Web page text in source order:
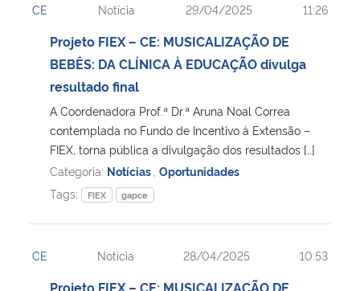
CE Notícia 29/04/2025 11:26
Projeto FIEX – CE: MUSICALIZAÇÃO DE
BEBÊS: DA CLÍNICA À EDUCAÇÃO divulga
resultado final
A Coordenadora Prof.ª Dr.ª Aruna Noal Correa
contemplada no Fundo de Incentivo à Extensão –
FIEX, torna pública a divulgação dos resultados […]
Categoria: Notícias Oportunidades
Tags:
FIEX gapce
CE Notícia 28/04/2025 10:53
Projeto FIEX – CE: MUSICALIZAÇÃO DE